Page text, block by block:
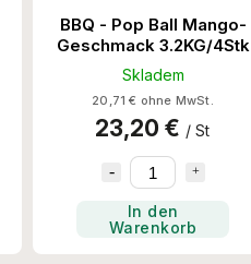
BBQ - Pop Ball Mango-
Geschmack 3.2KG/4Stk
Skladem
20,71 € ohne MwSt.
23,20 € / St
In den
Warenkorb